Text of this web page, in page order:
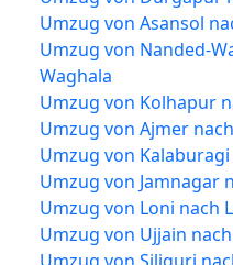
Umzug von Asansol
Umzug von Nanded-
Waghala
Umzug von Kolhapur
Umzug von Ajmer
Umzug von
Umzug von Jamnagar
Umzug von Loni nach
Umzug von Ujjain